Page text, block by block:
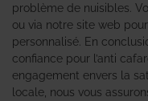
problème de nuisibles.
ou via notre site web
personnalisé. En
confiance pour l’anti
engagement envers la
locale, nous vous